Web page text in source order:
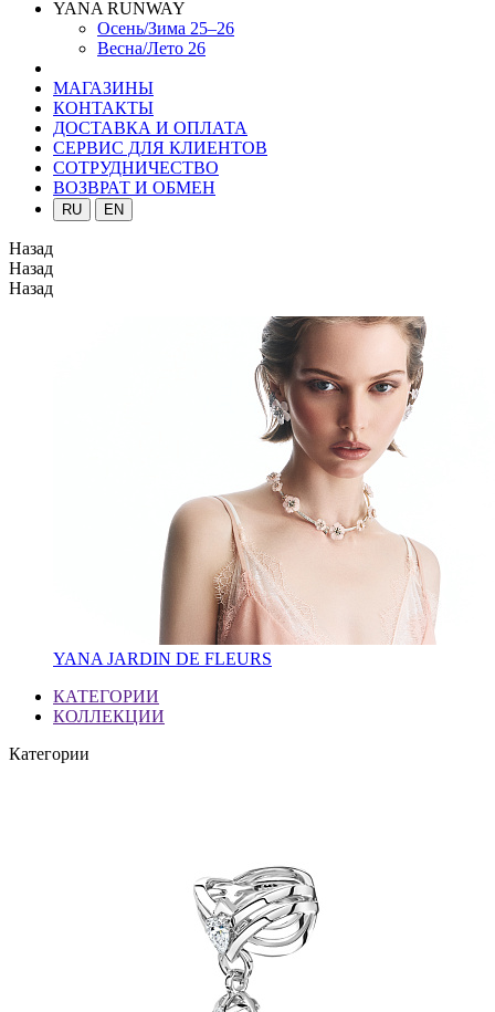
YANA RUNWAY
Осень/Зима 25–26
Весна/Лето 26
МАГАЗИНЫ
КОНТАКТЫ
ДОСТАВКА И ОПЛАТА
СЕРВИС ДЛЯ КЛИЕНТОВ
СОТРУДНИЧЕСТВО
ВОЗВРАТ И ОБМЕН
RU EN
Назад
Назад
Назад
YANA JARDIN DE FLEURS
КАТЕГОРИИ
КОЛЛЕКЦИИ
Категории